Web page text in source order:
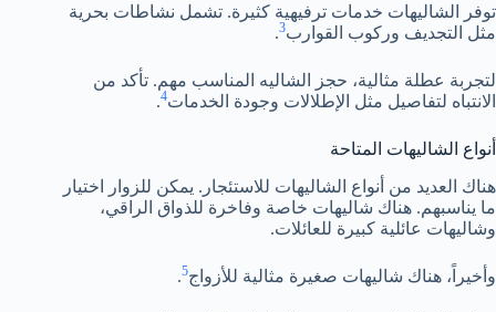
توفر الشاليهات خدمات ترفيهية كثيرة. تشمل نشاطات بحرية
مثل التجديف وركوب القوارب3
.
لتجربة عطلة مثالية، حجز الشاليه المناسب مهم. تأكد من
الانتباه لتفاصيل مثل الإطلالات وجودة الخدمات4
.
أنواع الشاليهات المتاحة
هناك العديد من أنواع الشاليهات للاستئجار. يمكن للزوار اختيار
ما يناسبهم. هناك شاليهات خاصة وفاخرة للذواق الراقي،
وشاليهات عائلية كبيرة للعائلات.
وأخيراً، هناك شاليهات صغيرة مثالية للأزواج5
.